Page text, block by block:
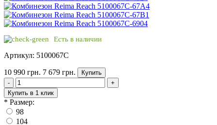
Есть в наличии
Артикул: 5100067C
10 990 грн. 7 679 грн.
Купить
-
+
Купить в 1 клик
* Размер:
98
104